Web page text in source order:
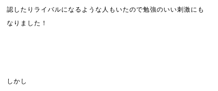
認したりライバルになるような人もいたので勉強のいい刺激にも
なりました！
しかし